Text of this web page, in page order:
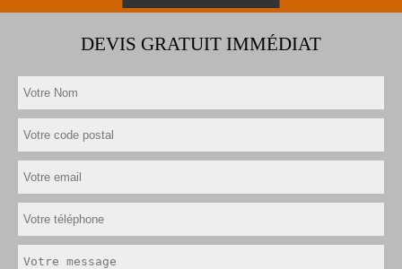
DEVIS GRATUIT IMMÉDIAT